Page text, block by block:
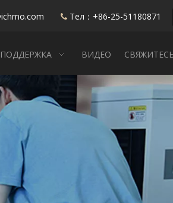
 Тел：+86-25-51180871
ПОДДЕРЖКА ВИДЕО